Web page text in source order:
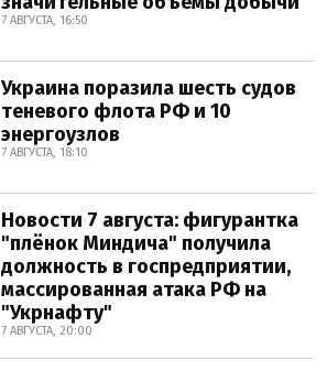
7 АВГУСТА, 16:50
Украина поразила шесть судов
теневого флота РФ и 10
энергоузлов
7 АВГУСТА, 18:10
Новости 7 августа: фигурантка
"плёнок Миндича" получила
должность в госпредприятии,
массированная атака РФ на
"Укрнафту"
7 АВГУСТА, 20:00